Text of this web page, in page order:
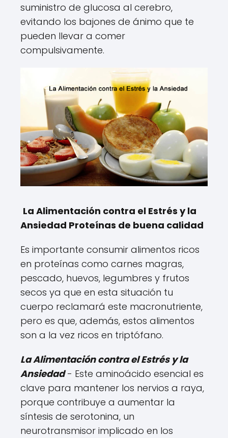
suministro de glucosa al cerebro,
evitando los bajones de ánimo que te
pueden llevar a comer
compulsivamente.
La Alimentación contra el Estrés y la
Ansiedad Proteínas de buena calidad
Es importante consumir alimentos ricos
en proteínas como carnes magras,
pescado, huevos, legumbres y frutos
secos ya que en esta situación tu
cuerpo reclamará este macronutriente,
pero es que, además, estos alimentos
son a la vez ricos en triptófano.
La Alimentación contra el Estrés y la
Ansiedad- Este aminoácido esencial es
clave para mantener los nervios a raya,
porque contribuye a aumentar la
síntesis de serotonina, un
neurotransmisor implicado en los